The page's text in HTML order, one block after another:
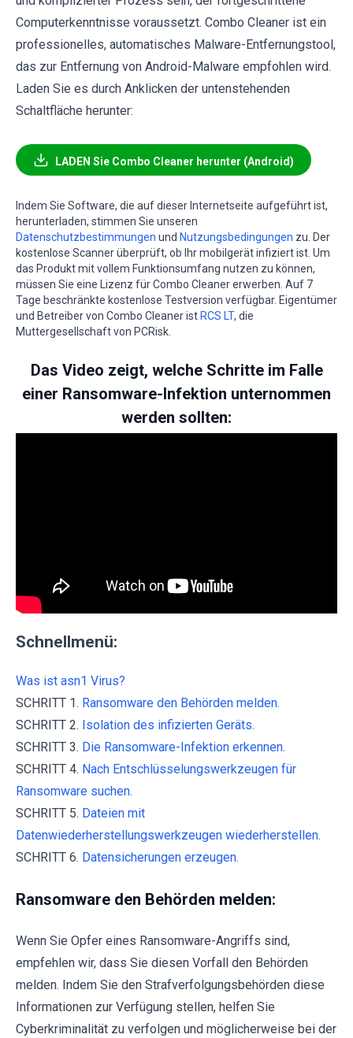
Computerkenntnisse voraussetzt. Combo Cleaner ist ein
professionelles, automatisches Malware-Entfernungstool,
das zur Entfernung von Android-Malware empfohlen wird.
Laden Sie es durch Anklicken der untenstehenden
Schaltfläche herunter:
LADEN Sie Combo Cleaner herunter (Android)
Indem Sie Software, die auf dieser Internetseite aufgeführt ist,
herunterladen, stimmen Sie unseren
Datenschutzbestimmungen und Nutzungsbedingungen zu. Der
kostenlose Scanner überprüft, ob Ihr mobilgerät infiziert ist. Um
das Produkt mit vollem Funktionsumfang nutzen zu können,
müssen Sie eine Lizenz für Combo Cleaner erwerben. Auf 7
Tage beschränkte kostenlose Testversion verfügbar. Eigentümer
und Betreiber von Combo Cleaner istRCS LT, die
Muttergesellschaft von PCRisk.
Das Video zeigt, welche Schritte im Falle
einer Ransomware-Infektion unternommen
werden sollten:
Schnellmenü:
Was ist asn1 Virus?
SCHRITT 1. Ransomware den Behörden melden.
SCHRITT 2. Isolation des infizierten Geräts.
SCHRITT 3. Die Ransomware-Infektion erkennen.
SCHRITT 4. Nach Entschlüsselungswerkzeugen für
Ransomware suchen.
SCHRITT 5. Dateien mit
Datenwiederherstellungswerkzeugen wiederherstellen.
SCHRITT 6. Datensicherungen erzeugen.
Ransomware den Behörden melden:
Wenn Sie Opfer eines Ransomware-Angriffs sind,
empfehlen wir, dass Sie diesen Vorfall den Behörden
melden. Indem Sie den Strafverfolgungsbehörden diese
Informationen zur Verfügung stellen, helfen Sie
Cyberkriminalität zu verfolgen und möglicherweise bei der